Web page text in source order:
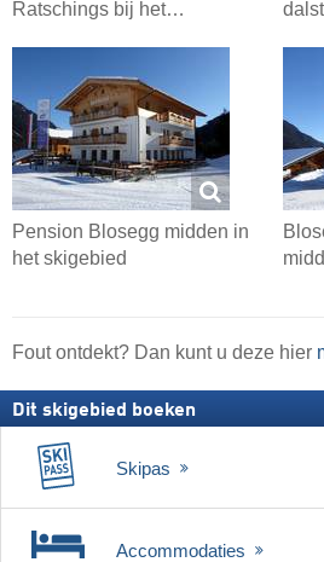
Ratschings bij het…
Pension Blosegg midden in
het skigebied
Fout ontdekt? Dan kunt u deze hier
Dit skigebied boeken
Skipas
Accommodaties